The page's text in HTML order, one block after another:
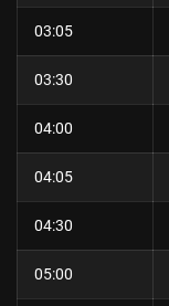
03:05
03:30
04:00
04:05
04:30
05:00